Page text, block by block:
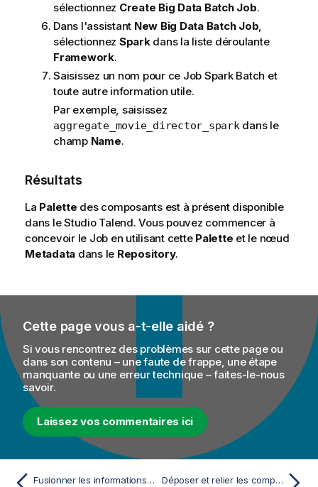
sélectionnez Create Big Data Batch Job.
Dans l'assistant New Big Data Batch Job,
sélectionnez Sparkdans la liste déroulante
Framework.
Saisissez un nom pour ce Job Spark Batch et
toute autre information utile.
Par exemple, saisissez
aggregate_movie_director_sparkdans le
champ Name.
Résultats
La Palette des composants est à présent disponible
dans leStudio Talend. Vous pouvez commencer à
concevoir le Job en utilisant cette Palette et le nœud
Metadata dans le Repository.
Cette page vous a-t-elle aidé ?
Si vous rencontrez des problèmes sur cette page ou
dans son contenu – une faute de frappe, une étape
manquante ou une erreur technique – faites-le-nous
savoir.
Laissez vos commentaires ici
Fusionner les informations relatives aux films et aux cinéastes à l'aide d'un Job Apache Spark Batch Déposer et relier les composants Spark